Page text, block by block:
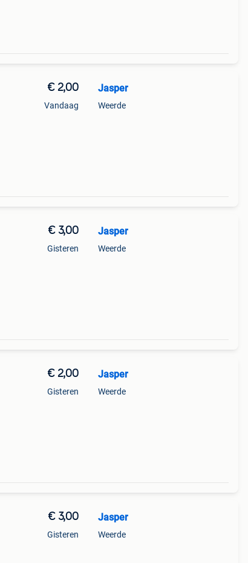
€ 2,00
Vandaag
Jasper
Weerde
€ 3,00
Gisteren
Jasper
Weerde
€ 2,00
Gisteren
Jasper
Weerde
€ 3,00
Gisteren
Jasper
Weerde